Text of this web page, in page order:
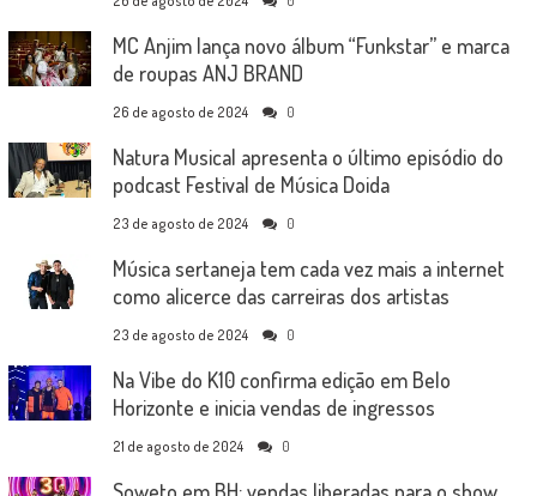
MC Anjim lança novo álbum “Funkstar” e marca
de roupas ANJ BRAND
26 de agosto de 2024 0
Natura Musical apresenta o último episódio do
podcast Festival de Música Doida
23 de agosto de 2024 0
Música sertaneja tem cada vez mais a internet
como alicerce das carreiras dos artistas
23 de agosto de 2024 0
Na Vibe do K10 confirma edição em Belo
Horizonte e inicia vendas de ingressos
21 de agosto de 2024 0